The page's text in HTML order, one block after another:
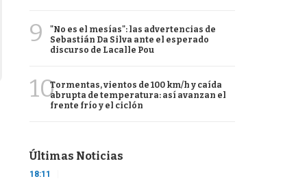
9
"No es el mesías": las advertencias de
Sebastián Da Silva ante el esperado
discurso de Lacalle Pou
10Tormentas, vientos de 100 km/h y caída
abrupta de temperatura: así avanzan el
frente frío y el ciclón
Últimas Noticias
18:11